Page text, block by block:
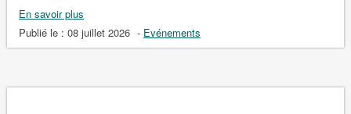
En savoir plus
Publié le : 08 juillet 2026 - Evénements